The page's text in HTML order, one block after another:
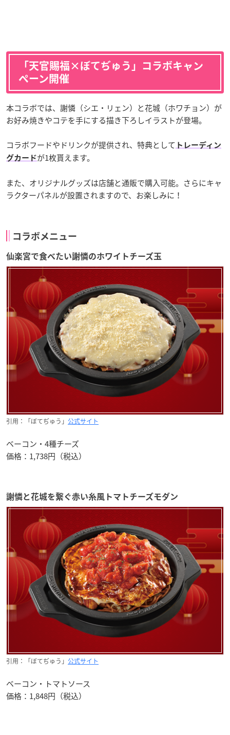
「天官賜福×ぼてぢゅう」コラボキャン
ペーン開催
本コラボでは、謝憐（シエ・リェン）と花城（ホワチョン）が
お好み焼きやコテを手にする描き下ろしイラストが登場。
コラボフードやドリンクが提供され、特典として トレーディン
グカードが1枚貰えます。
また、オリジナルグッズは店舗と通販で購入可能。さらにキャ
ラクターパネルが設置されますので、お楽しみに！
コラボメニュー
仙楽宮で食べたい謝憐のホワイトチーズ玉
引用：「ぼてぢゅう」 公式サイト
ベーコン・4種チーズ
価格：1,738円（税込）
謝憐と花城を繋ぐ赤い糸風トマトチーズモダン
引用：「ぼてぢゅう」 公式サイト
ベーコン・トマトソース
価格：1,848円（税込）